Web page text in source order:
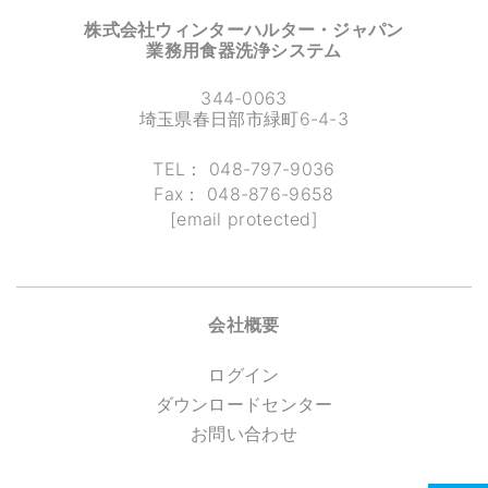
株式会社ウィンターハルター・ジャパン
業務用食器洗浄システム
344-0063
埼玉県春日部市緑町6-4-3
TEL： 048-797-9036
Fax： 048-876-9658
[email protected]
会社概要
ログイン
ダウンロードセンター
お問い合わせ